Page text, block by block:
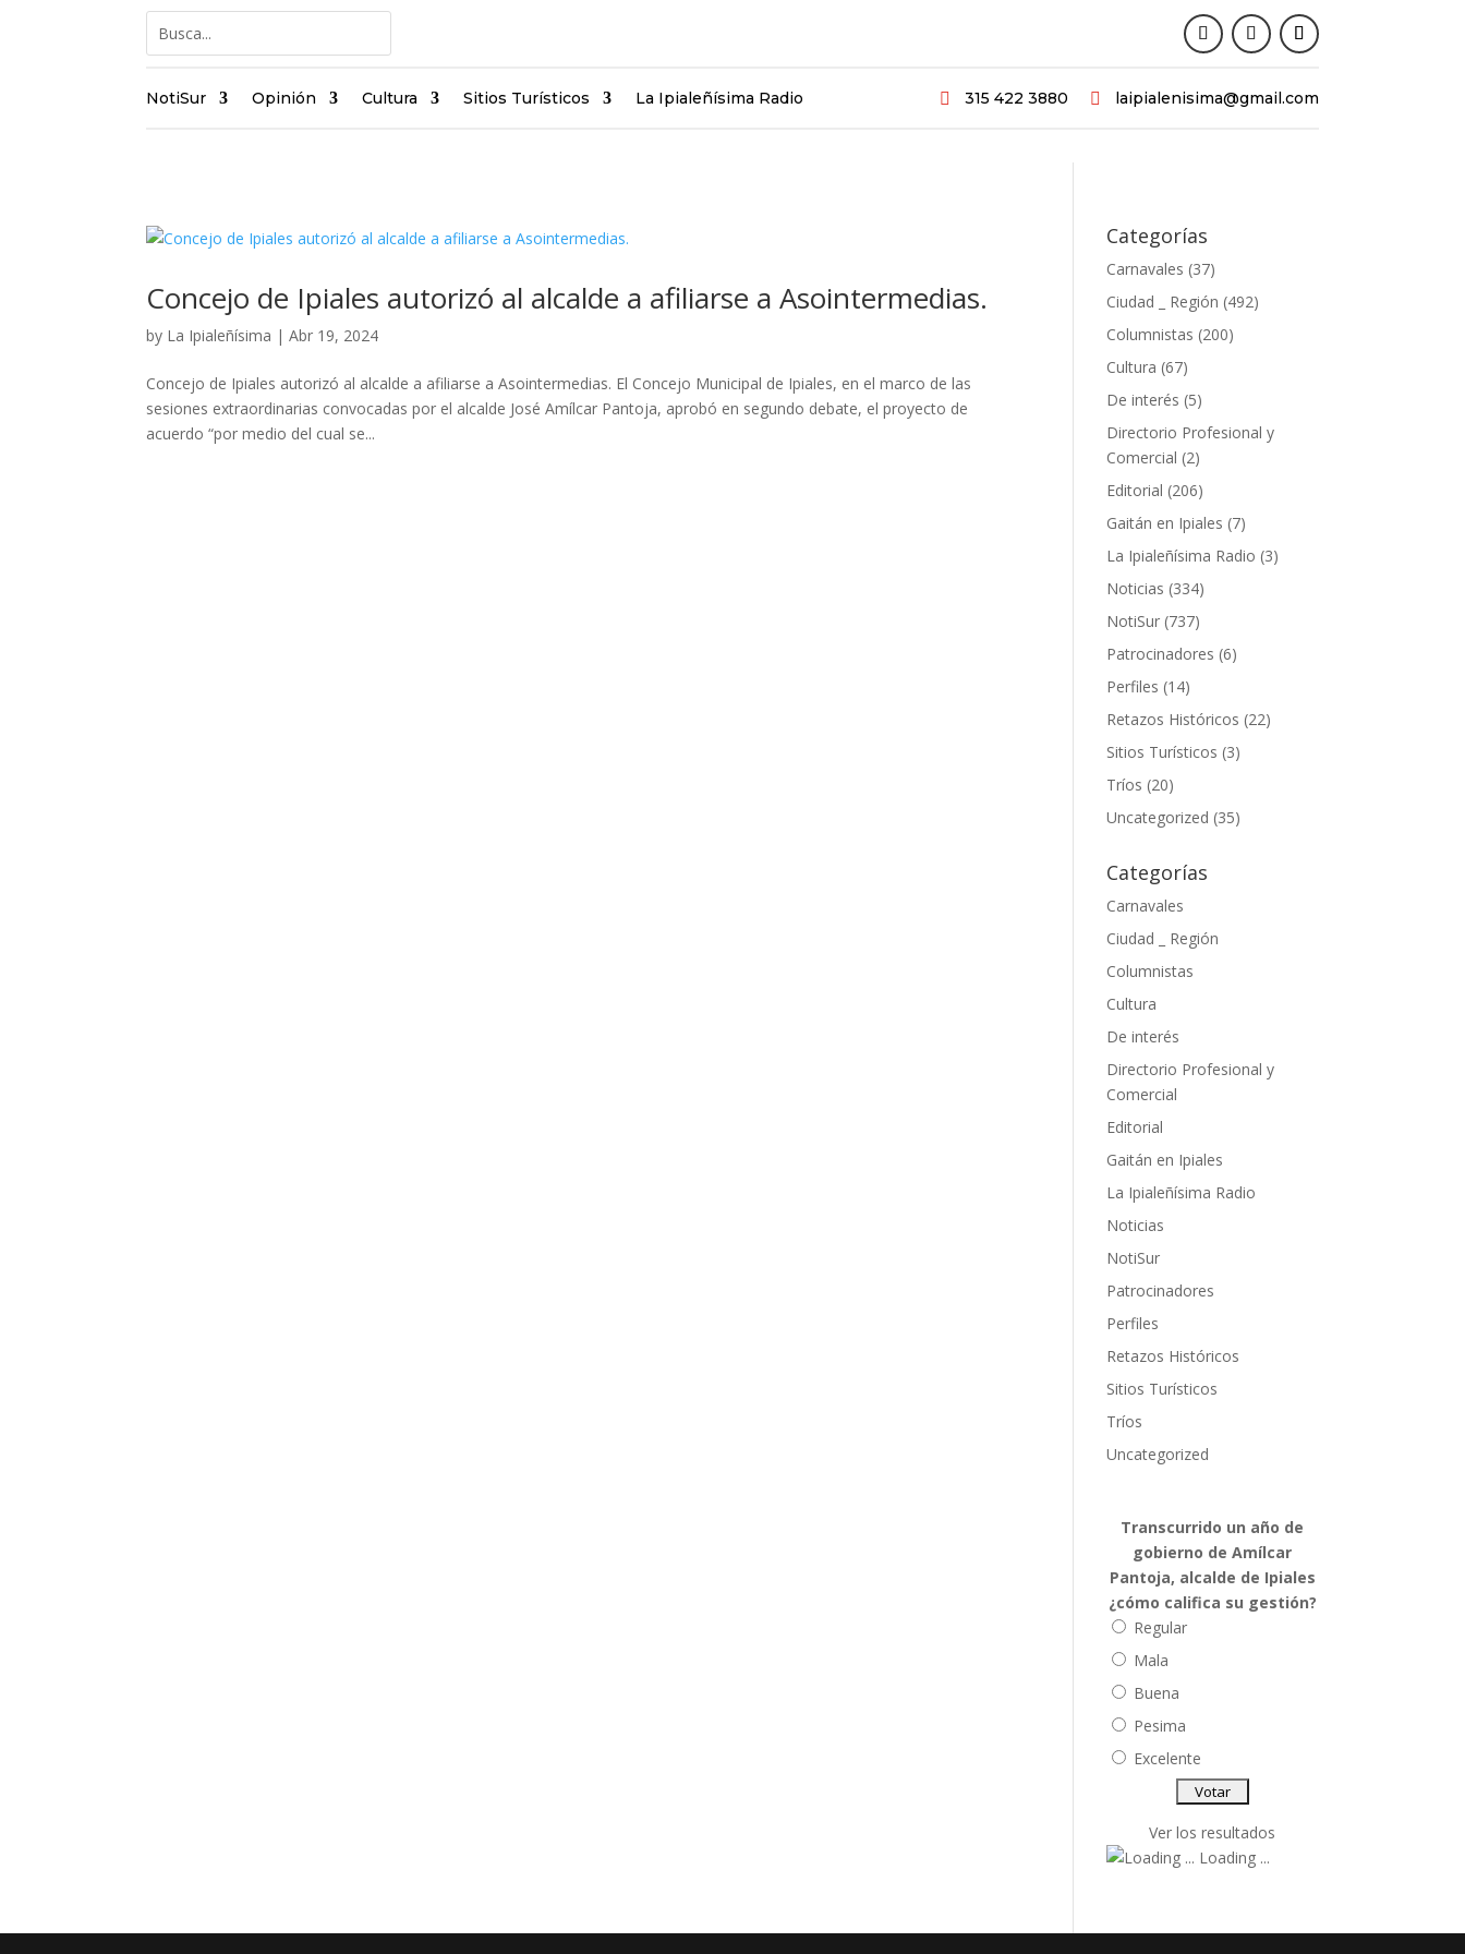
NotiSur Opinión Cultura Sitios Turísticos La Ipialeñísima Radio  315 422 3880  laipialenisima@gmail.com
Concejo de Ipiales autorizó al alcalde a afiliarse a Asointermedias.
by La Ipialeñísima |Abr 19, 2024
Concejo de Ipiales autorizó al alcalde a afiliarse a Asointermedias. El Concejo Municipal de Ipiales, en el marco de las
sesiones extraordinarias convocadas por el alcalde José Amílcar Pantoja, aprobó en segundo debate, el proyecto de
acuerdo “por medio del cual se...
Categorías
Carnavales (37)
Ciudad _ Región (492)
Columnistas (200)
Cultura (67)
De interés (5)
Directorio Profesional y
Comercial (2)
Editorial (206)
Gaitán en Ipiales (7)
La Ipialeñísima Radio (3)
Noticias (334)
NotiSur (737)
Patrocinadores (6)
Perfiles (14)
Retazos Históricos (22)
Sitios Turísticos (3)
Tríos (20)
Uncategorized (35)
Categorías
Carnavales
Ciudad _ Región
Columnistas
Cultura
De interés
Directorio Profesional y
Comercial
Editorial
Gaitán en Ipiales
La Ipialeñísima Radio
Noticias
NotiSur
Patrocinadores
Perfiles
Retazos Históricos
Sitios Turísticos
Tríos
Uncategorized
Transcurrido un año de
gobierno de Amílcar
Pantoja, alcalde de Ipiales
¿cómo califica su gestión?
Regular
Mala
Buena
Pesima
Excelente
Ver los resultados
Loading ...